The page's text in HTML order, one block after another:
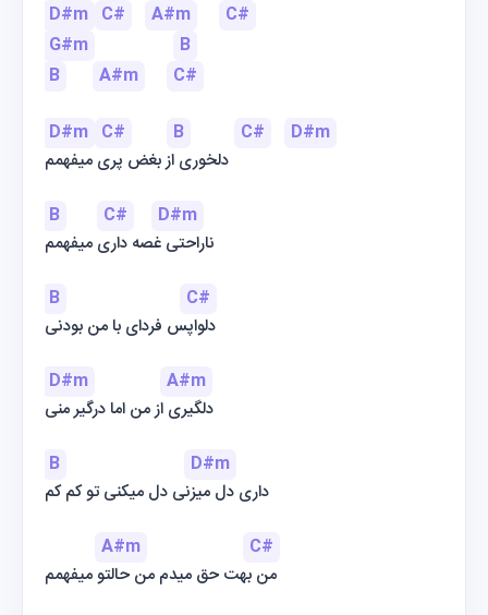
D#m C# A#m
C#
G#m
B
B
A#m C#
D#m C# B C#
D#m
دلخوری از بغض پری میفهمم
B
C#
D#m
ناراحتی غصه داری میفهمم
B
C#
دلواپس فردای با من بودنی
D#m
A#m
دلگیری از من اما درگیر منی
B
D#m
داری دل میزنی دل میکنی تو کم کم
A#m
C#
من بهت حق میدم من حالتو میفهمم